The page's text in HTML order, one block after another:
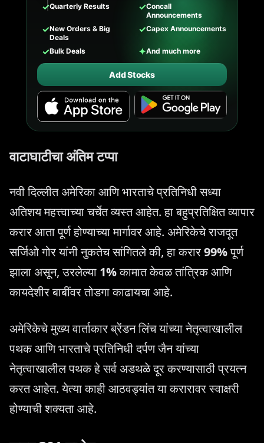
✓Quarterly Results ✓Concall
Announcements
✓New Orders & Big
Deals
✓Capex Announcements
✓Bulk Deals ✦And much more
Add Stocks
वाटाघाटीचा अंतिम टप्पा
नवी दिल्लीत अमेरिका आणि भारताचे प्रतिनिधी सध्या
अतिशय महत्त्वाच्या चर्चेत व्यस्त आहेत. हा बहुप्रतिक्षित व्यापार
करार आता पूर्ण होण्याच्या मार्गावर आहे. अमेरिकेचे राजदूत
सर्जिओ गोर यांनी नुकतेच सांगितले की, हा करार99%पूर्ण
झाला असून, उरलेल्या 1%कामात केवळ तांत्रिक आणि
कायदेशीर बाबींवर तोडगा काढायचा आहे.
अमेरिकेचे मुख्य वार्ताकार ब्रेंडन लिंच यांच्या नेतृत्वाखालील
पथक आणि भारताचे प्रतिनिधी दर्पण जैन यांच्या
नेतृत्वाखालील पथक हे सर्व अडथळे दूर करण्यासाठी प्रयत्न
करत आहेत. येत्या काही आठवड्यांत या करारावर स्वाक्षरी
होण्याची शक्यता आहे.